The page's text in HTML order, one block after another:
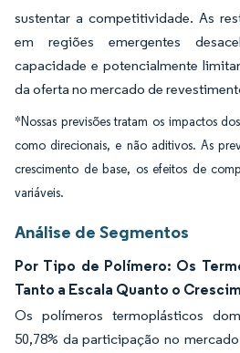
sustentar a competitividade. As
em regiões emergentes
capacidade e potencialmente
da oferta no mercado de
*Nossas previsões tratam os impactos
como direcionais, e não aditivos. As
crescimento de base, os efeitos de
variáveis.
Análise de Segmentos
Por Tipo de Polímero: Os
Tanto a Escala Quanto o
Os polímeros termoplásticos
50,78% da participação no